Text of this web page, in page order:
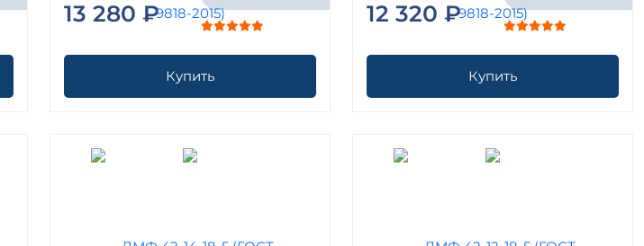
13 280 ₽
Купить
12 320 ₽
Купить